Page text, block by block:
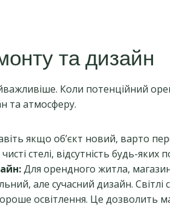
та дизайн
Коли потенційний
та атмосферу.
якщо об’єкт новий, варто
стелі, відсутність будь-
Для орендного житла,
але сучасний дизайн. Світлі
освітлення. Це дозволить